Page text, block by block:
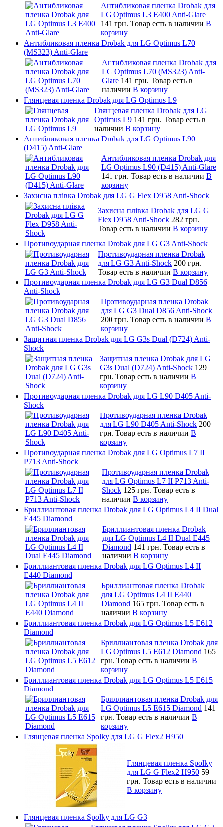
Антибликовая пленка Drobak для
LG Optimus L3 E400 Anti-Glare
141 грн. Товар есть в наличии В
корзину
Антибликовая пленка Drobak для LG Optimus L70
(MS323) Anti-Glare
Антибликовая пленка Drobak для
LG Optimus L70 (MS323) Anti-
Glare 141 грн. Товар есть в
наличии В корзину
Глянцевая пленка Drobak для LG Optimus L9
Глянцевая пленка Drobak для LG
Optimus L9 141 грн. Товар есть в
наличии В корзину
Антибликовая пленка Drobak для LG Optimus L90
(D415) Anti-Glare
Антибликовая пленка Drobak для
LG Optimus L90 (D415) Anti-Glare
141 грн. Товар есть в наличии В
корзину
Захисна плівка Drobak для LG G Flex D958 Anti-Shock
Захисна плівка Drobak для LG G
Flex D958 Anti-Shock 282 грн.
Товар есть в наличии В корзину
Противоударная пленка Drobak для LG G3 Anti-Shock
Противоударная пленка Drobak
для LG G3 Anti-Shock 200 грн.
Товар есть в наличии В корзину
Противоударная пленка Drobak для LG G3 Dual D856
Anti-Shock
Противоударная пленка Drobak
для LG G3 Dual D856 Anti-Shock
200 грн. Товар есть в наличии В
корзину
Защитная пленка Drobak для LG G3s Dual (D724) Anti-
Shock
Защитная пленка Drobak для LG
G3s Dual (D724) Anti-Shock 129
грн. Товар есть в наличии В
корзину
Противоударная пленка Drobak для LG L90 D405 Anti-
Shock
Противоударная пленка Drobak
для LG L90 D405 Anti-Shock 200
грн. Товар есть в наличии В
корзину
Противоударная пленка Drobak для LG Optimus L7 II
P713 Anti-Shock
Противоударная пленка Drobak
для LG Optimus L7 II P713 Anti-
Shock 125 грн. Товар есть в
наличии В корзину
Бриллиантовая пленка Drobak для LG Optimus L4 II Dual
E445 Diamond
Бриллиантовая пленка Drobak
для LG Optimus L4 II Dual E445
Diamond 141 грн. Товар есть в
наличии В корзину
Бриллиантовая пленка Drobak для LG Optimus L4 II
E440 Diamond
Бриллиантовая пленка Drobak
для LG Optimus L4 II E440
Diamond 165 грн. Товар есть в
наличии В корзину
Бриллиантовая пленка Drobak для LG Optimus L5 E612
Diamond
Бриллиантовая пленка Drobak для
LG Optimus L5 E612 Diamond 165
грн. Товар есть в наличии В
корзину
Бриллиантовая пленка Drobak для LG Optimus L5 E615
Diamond
Бриллиантовая пленка Drobak для
LG Optimus L5 E615 Diamond 141
грн. Товар есть в наличии В
корзину
Глянцевая пленка Spolky для LG G Flex2 H950
Глянцевая пленка Spolky
для LG G Flex2 H950 59
грн. Товар есть в наличии
В корзину
Глянцевая пленка Spolky для LG G3